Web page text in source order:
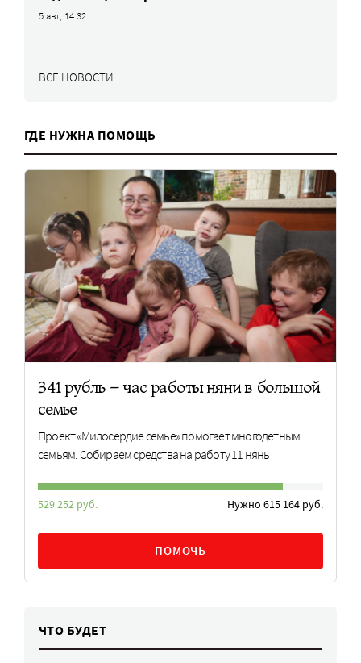
5 авг, 14:32
ВСЕ НОВОСТИ
ГДЕ НУЖНА ПОМОЩЬ
341 рубль – час работы няни в большой
семье
Проект «Милосердие семье» помогает многодетным
семьям. Собираем средства на работу 11 нянь
529 252 руб. Нужно 615 164 руб.
ПОМОЧЬ
ЧТО БУДЕТ